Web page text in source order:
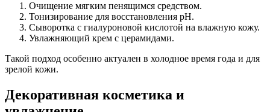
Очищение мягким пенящимся средством.
Тонизирование для восстановления pH.
Сыворотка с гиалуроновой кислотой на влажную кожу.
Увлажняющий крем с церамидами.
Такой подход особенно актуален в холодное время года и для
зрелой кожи.
Декоративная косметика и